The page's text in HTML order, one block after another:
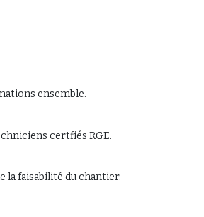
ensemble.
certfiés RGE.
faisabilité du chantier.